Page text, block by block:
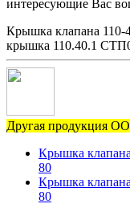
интересующие Вас
Крышка клапана
крышка 110.40.1
Другая продукция
Крышка
80
Крышка
80